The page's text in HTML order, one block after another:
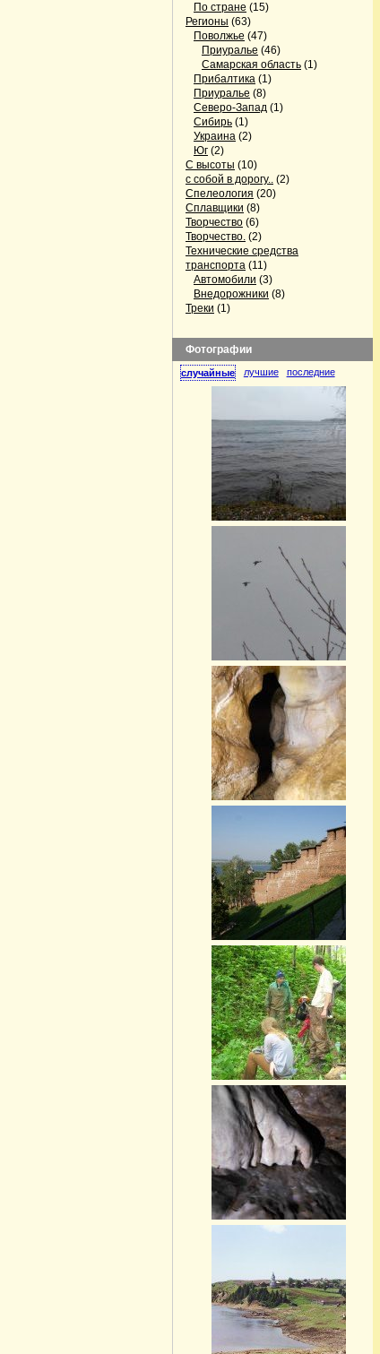
По стране (15)
Регионы (63)
Поволжье (47)
Приуралье (46)
Самарская область (1)
Прибалтика (1)
Приуралье (8)
Северо-Запад (1)
Сибирь (1)
Украина (2)
Юг (2)
С высоты (10)
с собой в дорогу.. (2)
Спелеология (20)
Сплавщики (8)
Творчество (6)
Творчество. (2)
Технические средства
транспорта (11)
Автомобили (3)
Внедорожники (8)
Треки (1)
Фотографии
случайные лучшие последние